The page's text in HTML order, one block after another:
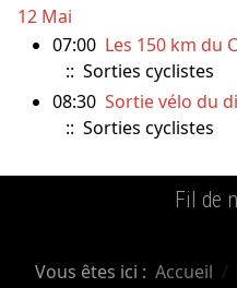
12 Mai
07:00 Les 150 km du
:: Sorties cyclistes
08:30Sortie vélo du
:: Sorties cyclistes
Fil de
Vous êtes ici :Accueil